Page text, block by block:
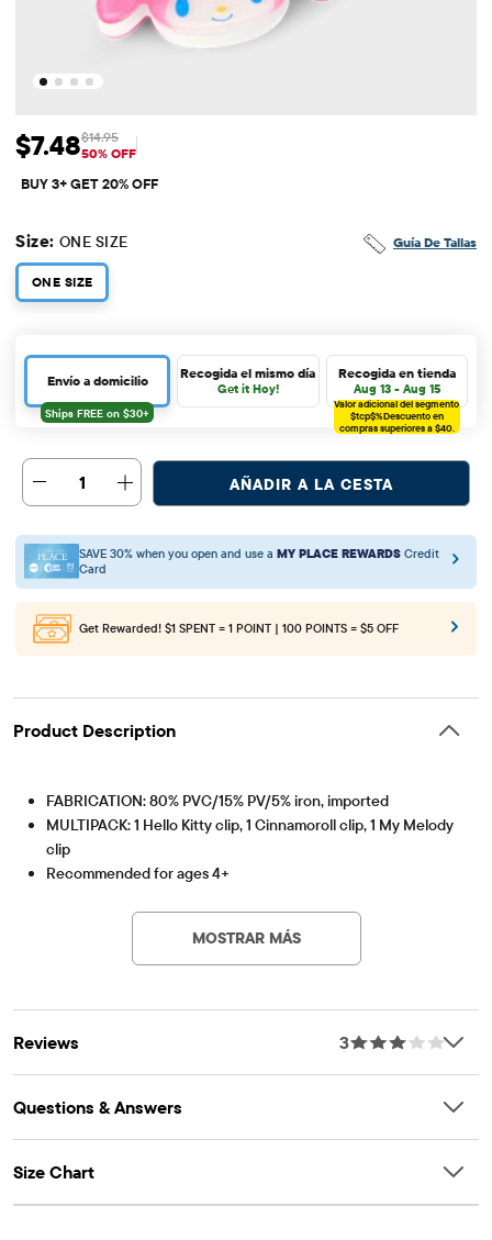
Precio de venta: $7.48
$7.48 Precio original: $14.95
$14.95
50% OFF
BUY 3+ GET 20% OFF
Guía De Tallas
Size: ONE SIZE
ONE SIZE
Envío a domicilio Recogida el mismo día
Get it Hoy!
Recogida en tienda
Aug 13 - Aug 15
Valor adicional del segmento
$tcp$%Descuento en
compras superiores a $40.
1 AÑADIR A LA CESTA
SAVE 30% when you open and use a MY PLACE REWARDS Credit
Card
Get Rewarded! $1 SPENT = 1 POINT | 100 POINTS = $5 OFF
Product Description
FABRICATION: 80% PVC/15% PV/5% iron, imported
MULTIPACK: 1 Hello Kitty clip, 1 Cinnamoroll clip, 1 My Melody
clip
Recommended for ages 4+
MOSTRAR MÁS
Reviews 3
Questions & Answers
Size Chart